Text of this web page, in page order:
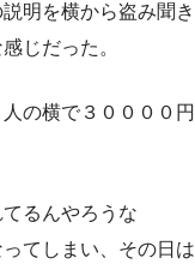
明を横から盗み聞き
じだった。
の横で３００００円
るんやろうな
てしまい、その日は